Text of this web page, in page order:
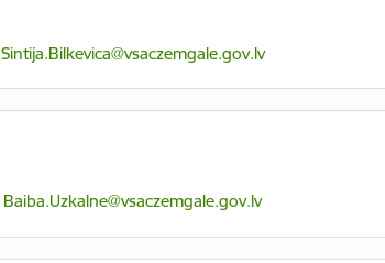
E-pasts:
Sintija.Bilkevica@vsaczemgale.gov.lv
E-pasts:
Baiba.Uzkalne@vsaczemgale.gov.lv